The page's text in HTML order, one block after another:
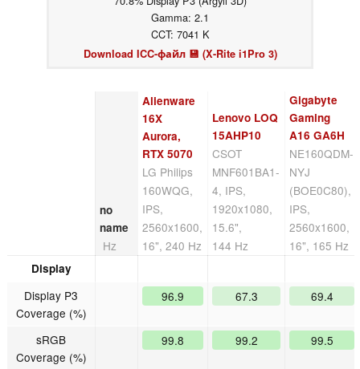
Gamma: 2.1
CCT: 7041 K
Download ICC-файл 💾 (X-Rite i1Pro 3)
no
name
Hz
Alienware
16X
Aurora,
RTX 5070
LG Philips
160WQG,
IPS,
2560x1600,
16", 240 Hz
Lenovo LOQ
15AHP10
CSOT
MNF601BA1-
4, IPS,
1920x1080,
15.6",
144 Hz
Gigabyte
Gaming
A16 GA6H
NE160QDM-
NYJ
(BOE0C80),
IPS,
2560x1600,
16", 165 Hz
Display
Display P3
Coverage (%)
96.9 67.3 69.4
sRGB
Coverage (%)
99.8 99.2 99.5